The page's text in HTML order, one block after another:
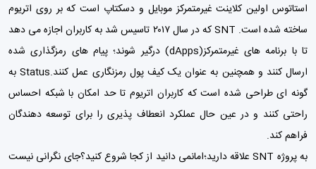
استاتوس اولین کلاینت غیرمتمرکز موبایل و دسکتاپ است که بر روی اتریوم
ساخته شده است. SNT که در سال ۲۰۱۷ تاسیس شد به کاربران اجازه می دهد
تا با برنامه های غیرمتمرکز(dApps) درگیر شوند؛ پیام های رمزگذاری شده
ارسال کنند و همچنین به عنوان یک کیف پول رمزنگاری عمل کنند.Status به
گونه ای طراحی شده است که کاربران اتریوم تا حد امکان با شبکه احساس
راحتی کنند و در عین حال عملکرد انعطاف پذیری را برای توسعه دهندگان
فراهم کند.
به پروژه SNT علاقه دارید؛امانمی دانید از کجا شروع کنید؟جای نگرانی نیست